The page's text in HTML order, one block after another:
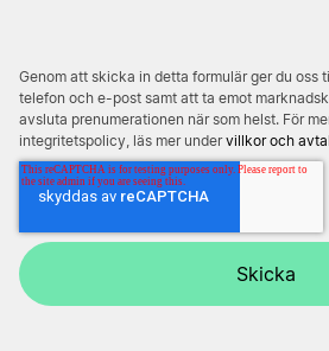
Genom att skicka in detta formulär ger du oss
telefon och e-post samt att ta emot
avsluta prenumerationen när som helst. För
integritetspolicy, läs mer undervillkor och